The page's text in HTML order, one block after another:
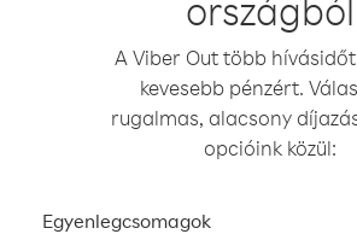
országból
A Viber Out több
kevesebb pénzért.
rugalmas, alacsony
opcióink közül:
Egyenlegcsomagok